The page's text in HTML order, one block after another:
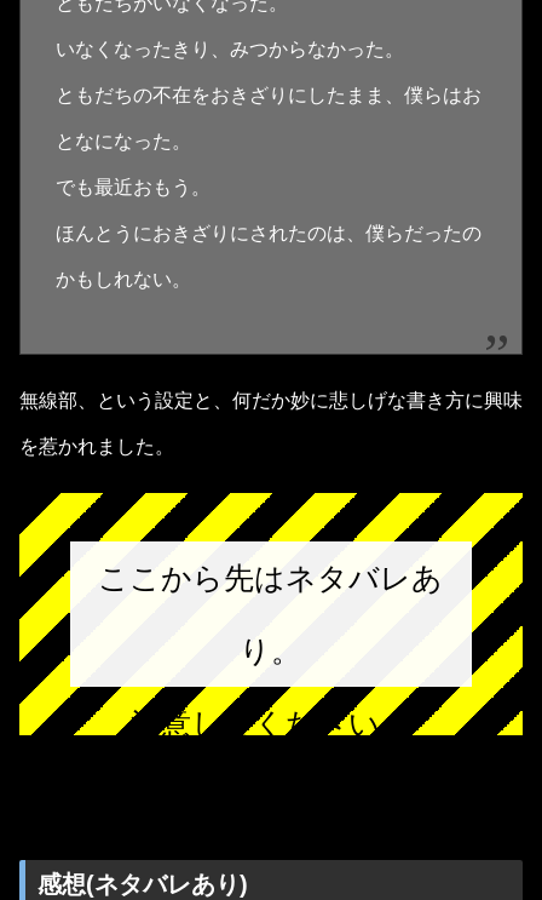
いなくなったきり、みつからなかった。
ともだちの不在をおきざりにしたまま、僕らはお
となになった。
でも最近おもう。
ほんとうにおきざりにされたのは、僕らだったの
かもしれない。
無線部、という設定と、何だか妙に悲しげな書き方に興味
を惹かれました。
ここから先はネタバレあ
り。
注意してください。
感想(ネタバレあり)